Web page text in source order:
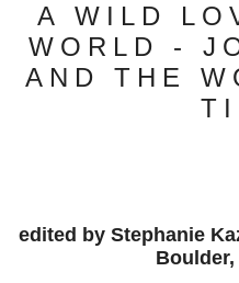
A WILD
WORLD -
AND THE
edited by Stephanie
Boulder,